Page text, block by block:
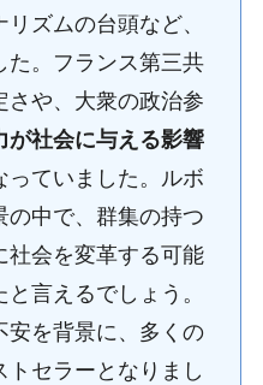
ズムの台頭など、
た。フランス第三共
さや、大衆の政治参
が社会に与える影響
っていました。ルボ
の中で、群集の持つ
社会を変革する可能
言えるでしょう。
安を背景に、多くの
トセラーとなりまし